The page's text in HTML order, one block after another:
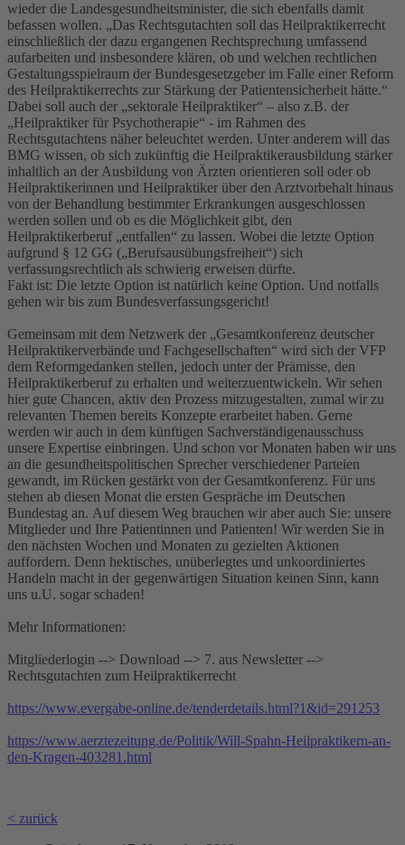
wieder die Landesgesundheitsminister, die sich ebenfalls damit
befassen wollen. „Das Rechtsgutachten soll das Heilpraktikerrecht
einschließlich der dazu ergangenen Rechtsprechung umfassend
aufarbeiten und insbesondere klären, ob und welchen rechtlichen
Gestaltungsspielraum der Bundesgesetzgeber im Falle einer Reform
des Heilpraktikerrechts zur Stärkung der Patientensicherheit hätte.“
Dabei soll auch der „sektorale Heilpraktiker“ – also z.B. der
„Heilpraktiker für Psychotherapie“ - im Rahmen des
Rechtsgutachtens näher beleuchtet werden. Unter anderem will das
BMG wissen, ob sich zukünftig die Heilpraktikerausbildung stärker
inhaltlich an der Ausbildung von Ärzten orientieren soll oder ob
Heilpraktikerinnen und Heilpraktiker über den Arztvorbehalt hinaus
von der Behandlung bestimmter Erkrankungen ausgeschlossen
werden sollen und ob es die Möglichkeit gibt, den
Heilpraktikerberuf „entfallen“ zu lassen. Wobei die letzte Option
aufgrund § 12 GG („Berufsausübungsfreiheit“) sich
verfassungsrechtlich als schwierig erweisen dürfte.
Fakt ist: Die letzte Option ist natürlich keine Option. Und notfalls
gehen wir bis zum Bundesverfassungsgericht!
Gemeinsam mit dem Netzwerk der „Gesamtkonferenz deutscher
Heilpraktikerverbände und Fachgesellschaften“ wird sich der VFP
dem Reformgedanken stellen, jedoch unter der Prämisse, den
Heilpraktikerberuf zu erhalten und weiterzuentwickeln. Wir sehen
hier gute Chancen, aktiv den Prozess mitzugestalten, zumal wir zu
relevanten Themen bereits Konzepte erarbeitet haben. Gerne
werden wir auch in dem künftigen Sachverständigenausschuss
unsere Expertise einbringen. Und schon vor Monaten haben wir uns
an die gesundheitspolitischen Sprecher verschiedener Parteien
gewandt, im Rücken gestärkt von der Gesamtkonferenz. Für uns
stehen ab diesen Monat die ersten Gespräche im Deutschen
Bundestag an. Auf diesem Weg brauchen wir aber auch Sie: unsere
Mitglieder und Ihre Patientinnen und Patienten! Wir werden Sie in
den nächsten Wochen und Monaten zu gezielten Aktionen
auffordern. Denn hektisches, unüberlegtes und unkoordiniertes
Handeln macht in der gegenwärtigen Situation keinen Sinn, kann
uns u.U. sogar schaden!
Mehr Informationen:
Mitgliederlogin --> Download --> 7. aus Newsletter -->
Rechtsgutachten zum Heilpraktikerrecht
https://www.evergabe-online.de/tenderdetails.html?1&id=291253
https://www.aerztezeitung.de/Politik/Will-Spahn-Heilpraktikern-an-
den-Kragen-403281.html
< zurück